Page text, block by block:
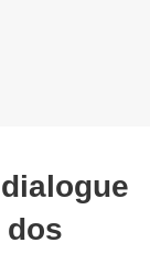
dos